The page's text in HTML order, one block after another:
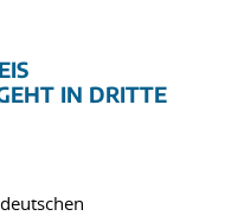
IN DRITTE